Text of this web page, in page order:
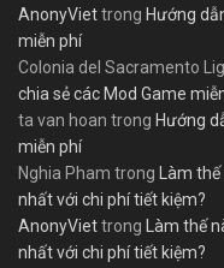
AnonyViettrong Hướng
miễn phí
Colonia del Sacramento
chia sẻ các Mod Game
ta van hoan trong Hướng
miễn phí
Nghia Pham trong Làm
nhất với chi phí tiết kiệm?
AnonyViettrong Làm thế
nhất với chi phí tiết kiệm?